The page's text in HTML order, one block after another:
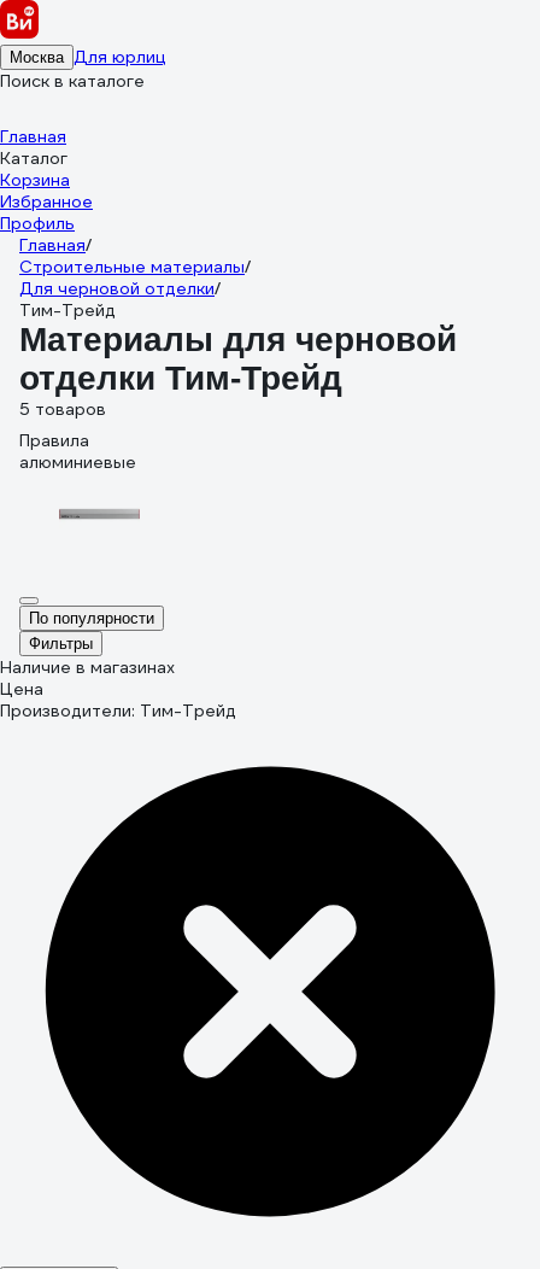
Москва Для юрлиц
Поиск в каталоге
Главная
Каталог
Корзина
Избранное
Профиль
Главная/
Строительные материалы/
Для черновой отделки/
Тим-Трейд
Материалы для черновой
отделки Тим-Трейд
5 товаров
Правила
алюминиевые
По популярности
Фильтры
Наличие в магазинах
Цена
Производители: Тим-Трейд